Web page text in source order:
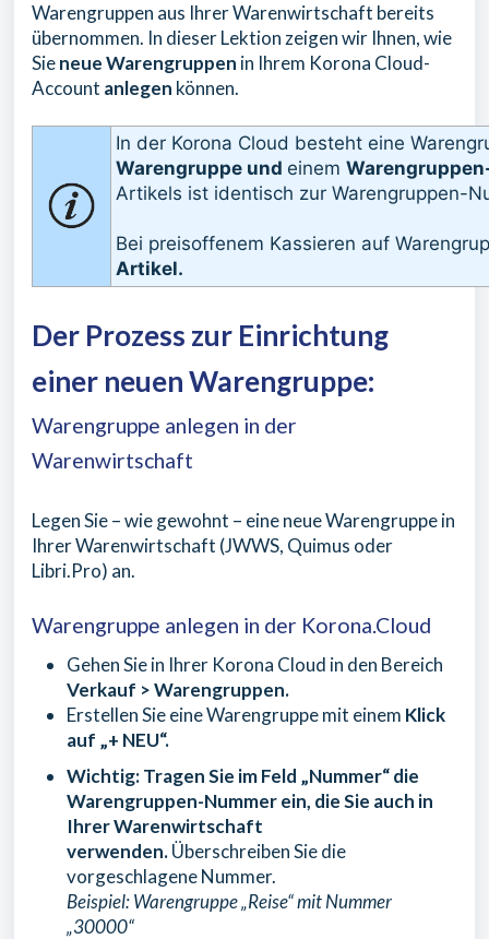
Warengruppen aus Ihrer Warenwirtschaft bereits
übernommen. In dieser Lektion zeigen wir Ihnen, wie
Sieneue Warengruppen in Ihrem Korona Cloud-
Account anlegen können.
In der Korona Cloud besteht eine
Warengruppe und einem
Artikels ist identisch zur Warengruppen-
Bei preisoffenem Kassieren auf
Artikel.
Der Prozess zur Einrichtung
einer neuen Warengruppe:
Warengruppe anlegen in der
Warenwirtschaft
Legen Sie – wie gewohnt – eine neue Warengruppe in
Ihrer Warenwirtschaft (JWWS, Quimus oder
Libri.Pro) an.
Warengruppe anlegen in der Korona.Cloud
Gehen Sie in Ihrer Korona Cloud in den Bereich
Verkauf > Warengruppen.
Erstellen Sie eine Warengruppe mit einem Klick
auf „+ NEU“.
Wichtig: Tragen Sie im Feld „Nummer“ die
Warengruppen-Nummer ein, die Sie auch in
Ihrer Warenwirtschaft
verwenden.Überschreiben Sie die
vorgeschlagene Nummer.
Beispiel: Warengruppe „Reise“ mit Nummer
„30000“